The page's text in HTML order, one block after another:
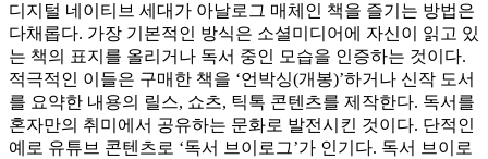
디지털 네이티브 세대가 아날로그 매체인 책을 즐기는 방법은
다채롭다. 가장 기본적인 방식은 소셜미디어에 자신이 읽고 있
는 책의 표지를 올리거나 독서 중인 모습을 인증하는 것이다.
적극적인 이들은 구매한 책을 ‘언박싱(개봉)’하거나 신작 도서
를 요약한 내용의 릴스, 쇼츠, 틱톡 콘텐츠를 제작한다. 독서를
혼자만의 취미에서 공유하는 문화로 발전시킨 것이다. 단적인
예로 유튜브 콘텐츠로 ‘독서 브이로그’가 인기다. 독서 브이로